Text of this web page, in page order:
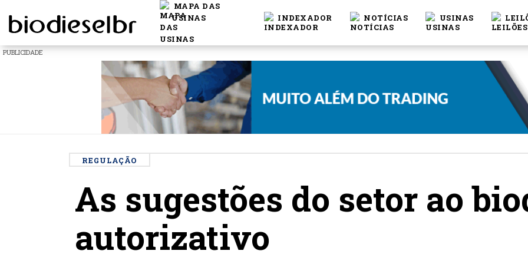
MAPA DAS
USINAS
INDEXADOR NOTÍCIAS USINAS
PUBLICIDADE
REGULAÇÃO
As sugestões do setor ao
autorizativo